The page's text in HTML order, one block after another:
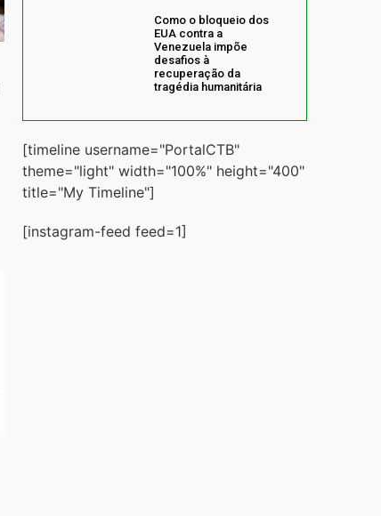
Como o bloqueio dos
EUA contra a
Venezuela impõe
desafios à
recuperação da
tragédia humanitária
[timeline username="PortalCTB"
theme="light" width="100%" height="400"
title="My Timeline"]
[instagram-feed feed=1]